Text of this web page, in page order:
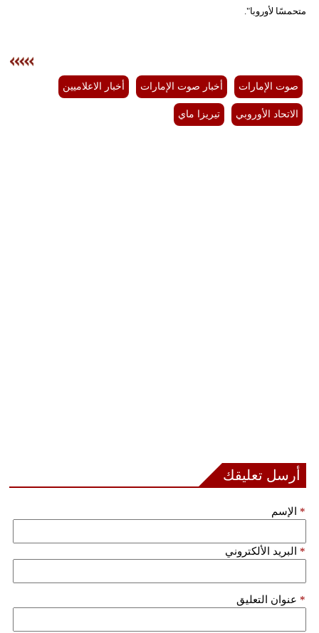
متحمسًا لأوروبا".
صوت الإمارات أخبار صوت الإمارات أخبار الاعلاميين
الاتحاد الأوروبي تيريزا ماي
أرسل تعليقك
الإسم *
البريد الألكتروني *
عنوان التعليق *